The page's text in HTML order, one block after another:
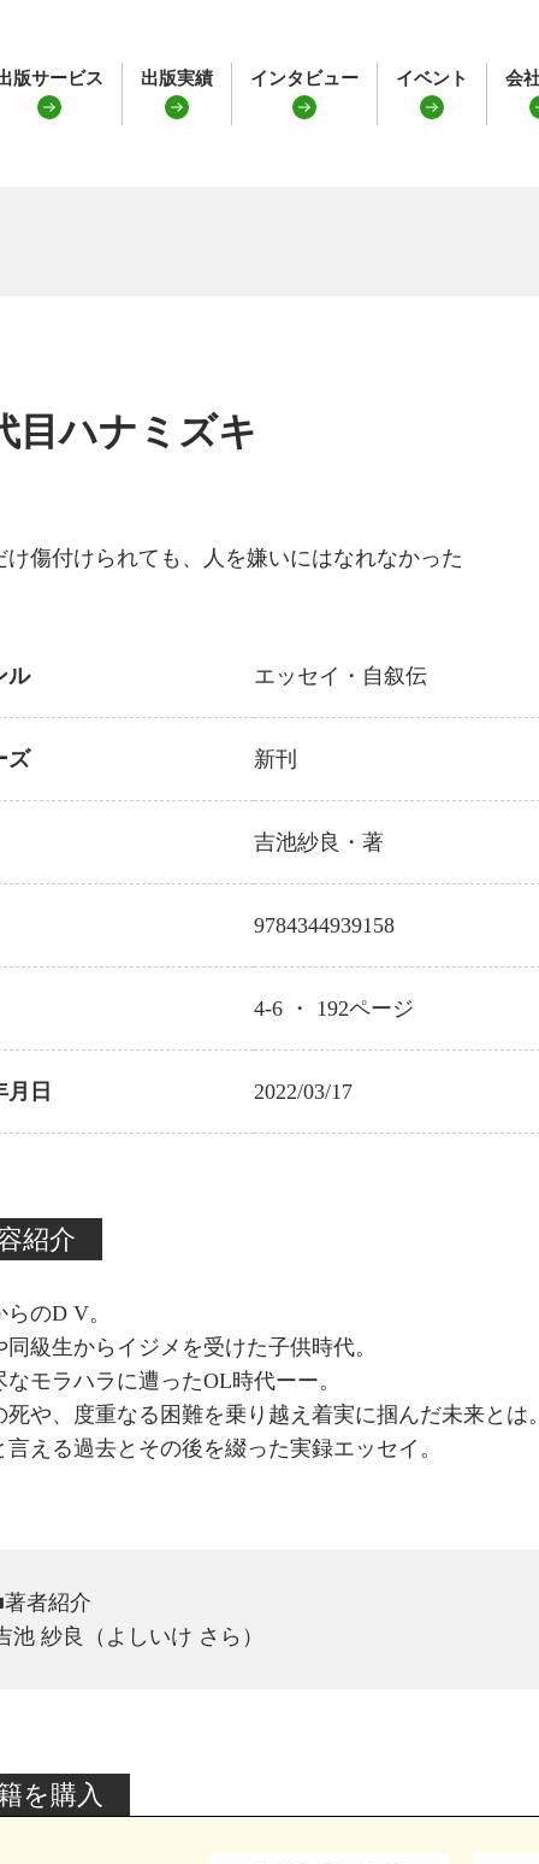
版サービス 出版実績 インタビュー イベント 会
目ハナミズキ
け傷付けられても、人を嫌いにはなれなかった
ル エッセイ・自叙伝
ズ 新刊
吉池紗良 ・著
9784344939158
4-6 ・ 192ページ
月日 2022/03/17
紹介
のD V。
同級生からイジメを受けた子供時代。
なモラハラに遭ったOL時代ーー。
死や、度重なる困難を乗り越え着実に掴んだ未来とは
言える過去とその後を綴った実録エッセイ。
者紹介
池 紗良（よしいけ さら）
を購入